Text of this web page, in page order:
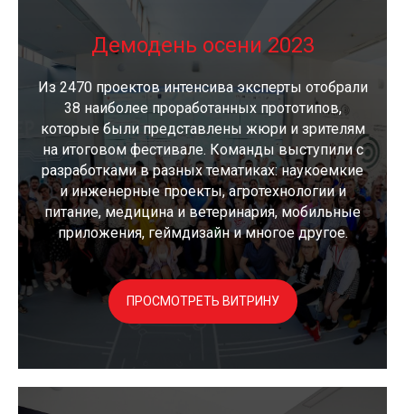
Демодень осени 2023
Из 2470 проектов интенсива эксперты отобрали
38 наиболее проработанных прототипов,
которые были представлены жюри и зрителям
на итоговом фестивале. Команды выступили с
разработками в разных тематиках: наукоемкие
и инженерные проекты, агротехнологии и
питание, медицина и ветеринария, мобильные
приложения, геймдизайн и многое другое.
ПРОСМОТРЕТЬ ВИТРИНУ